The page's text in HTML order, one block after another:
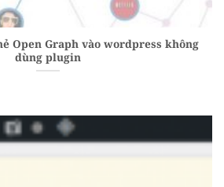
Open Graph vào wordpress không
dùng plugin